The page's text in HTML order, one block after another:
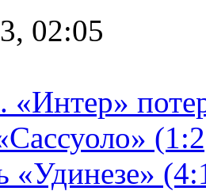
02:05
«Удинезе»